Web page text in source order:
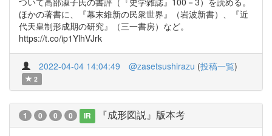
ほかの著書に、『幕末維新の民衆世界』（岩波新書）、『近
代天皇制形成期の研究』（三一書房）など。
https://t.co/ip1YlhVJrk
2022-04-04 14:04:49 @zasetsushirazu (投稿一覧)
2
1 0 0 0 IR 『成形図説』版本考